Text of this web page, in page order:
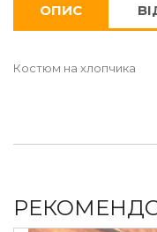
ОПИС
Костюм на хлопчика